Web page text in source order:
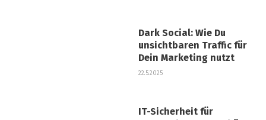
Dark Social: Wie Du
unsichtbaren Traffic für
Dein Marketing nutzt
22.5.2025
IT-Sicherheit für